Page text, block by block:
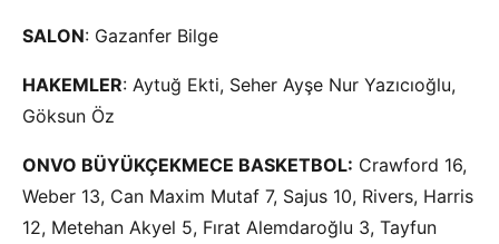
SALON: Gazanfer Bilge
HAKEMLER: Aytuğ Ekti, Seher Ayşe Nur Yazıcıoğlu,
Göksun Öz
ONVO BÜYÜKÇEKMECE BASKETBOL: Crawford 16,
Weber 13, Can Maxim Mutaf 7, Sajus 10, Rivers, Harris
12, Metehan Akyel 5, Fırat Alemdaroğlu 3, Tayfun